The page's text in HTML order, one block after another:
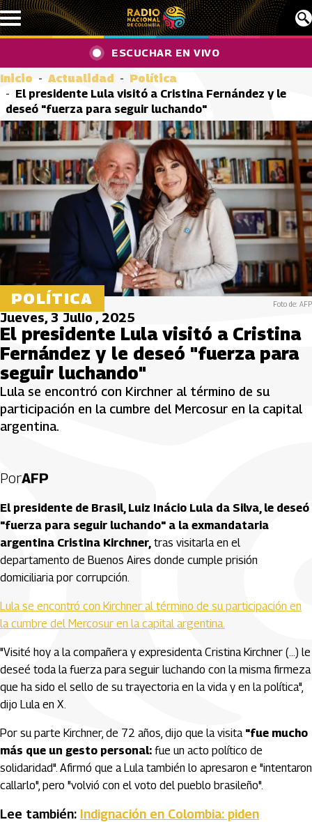
Pasar al contenido principal
ESCUCHAR EN VIVO
Inicio Actualidad
Política
El presidente Lula visitó a Cristina Fernández y le
deseó "fuerza para seguir luchando"
POLÍTICA Foto de: AFP
Jueves, 3 Julio , 2025
El presidente Lula visitó a Cristina
Fernández y le deseó "fuerza para
seguir luchando"
Lula se encontró con Kirchner al término de su
participación en la cumbre del Mercosur en la capital
argentina.
PorAFP
El presidente de Brasil, Luiz Inácio Lula da Silva, le deseó
"fuerza para seguir luchando" a la exmandataria
argentina Cristina Kirchner, tras visitarla en el
departamento de Buenos Aires donde cumple prisión
domiciliaria por corrupción.
Lula se encontró con Kirchner al término de su participación en
la cumbre del Mercosur en la capital argentina.
"Visité hoy a la compañera y expresidenta Cristina Kirchner (...) le
deseé toda la fuerza para seguir luchando con la misma firmeza
que ha sido el sello de su trayectoria en la vida y en la política",
dijo Lula en X.
Por su parte Kirchner, de 72 años, dijo que la visita "fue mucho
más que un gesto personal: fue un acto político de
solidaridad". Afirmó que a Lula también lo apresaron e "intentaron
callarlo", pero "volvió con el voto del pueblo brasileño".
Lee también: Indignación en Colombia: piden